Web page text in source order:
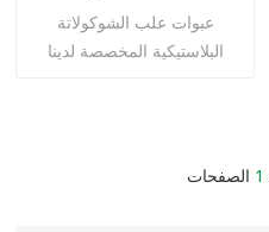
عبوات علب الشوكولاتة
البلاستيكية المخصصة لدينا
1 الصفحات